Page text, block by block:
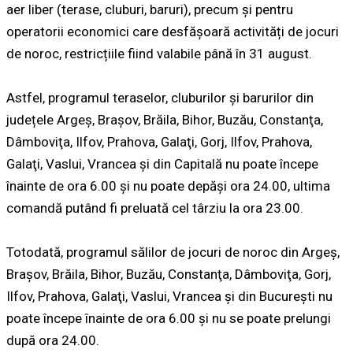
aer liber (terase, cluburi, baruri), precum și pentru
operatorii economici care desfășoară activități de jocuri
de noroc, restricțiile fiind valabile până în 31 august.
Astfel, programul teraselor, cluburilor și barurilor din
județele Argeş, Braşov, Brăila, Bihor, Buzău, Constanţa,
Dâmboviţa, Ilfov, Prahova, Galaţi, Gorj, Ilfov, Prahova,
Galaţi, Vaslui, Vrancea şi din Capitală nu poate începe
înainte de ora 6.00 şi nu poate depăşi ora 24.00, ultima
comandă putând fi preluată cel târziu la ora 23.00.
Totodată, programul sălilor de jocuri de noroc din Argeş,
Braşov, Brăila, Bihor, Buzău, Constanţa, Dâmboviţa, Gorj,
Ilfov, Prahova, Galaţi, Vaslui, Vrancea şi din Bucureşti nu
poate începe înainte de ora 6.00 şi nu se poate prelungi
după ora 24.00.